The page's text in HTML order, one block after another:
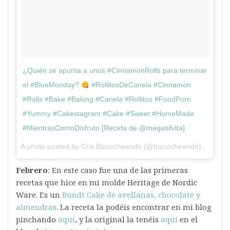
¿Quién se apunta a unos #CinnamonRolls para terminar
el #BlueMonday?
#RollitosDeCanela #Cinnamon
#Rolls #Bake #Baking #Canela #Rollitos #FoodPorn
#Yummy #Cakestagram #Cake #Sweet #HomeMade
#MientrasComoDisfruto [Receta de @megasilvita]
A photo posted by Cris Bizcocheando (@bizcocheando) on
Febrero: En este caso fue una de las primeras
recetas que hice en mi molde Heritage de Nordic
Ware. Es un Bundt Cake de avellanas, chocolate y
almendras. La receta la podéis encontrar en mi blog
pinchando aquí, y la original la tenéis aquí en el